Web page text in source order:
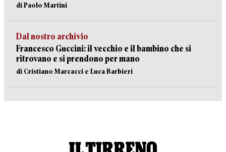
di Paolo Martini
Dal nostro archivio
Francesco Guccini: il vecchio e il bambino che si
ritrovano e si prendono per mano
di Cristiano Marcacci e Luca Barbieri